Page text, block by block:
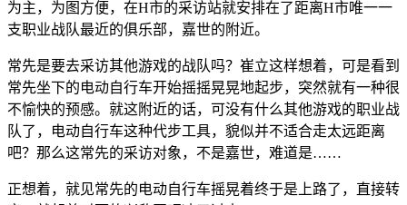
为主，为图方便，在H市的采访站就安排在了距离H市唯一一
支职业战队最近的俱乐部，嘉世的附近。
常先是要去采访其他游戏的战队吗？崔立这样想着，可是看到
常先坐下的电动自行车开始摇摇晃晃地起步，突然就有一种很
不愉快的预感。就这附近的话，可没有什么其他游戏的职业战
队了，电动自行车这种代步工具，貌似并不适合走太远距离
吧？那么这常先的采访对象，不是嘉世，难道是……
正想着，就见常先的电动自行车摇晃着终于是上路了，直接转